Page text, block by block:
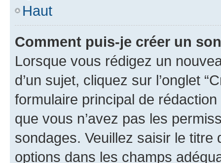
Haut
Comment puis-je créer un
Lorsque vous rédigez un
d’un sujet, cliquez sur l’onglet
formulaire principal de
que vous n’avez pas les
sondages. Veuillez saisir le
options dans les champs